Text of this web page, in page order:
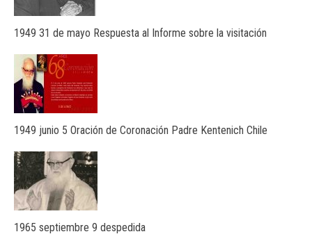
1949 31 de mayo Respuesta al Informe sobre la visitación
1949 junio 5 Oración de Coronación Padre Kentenich Chile
1965 septiembre 9 despedida